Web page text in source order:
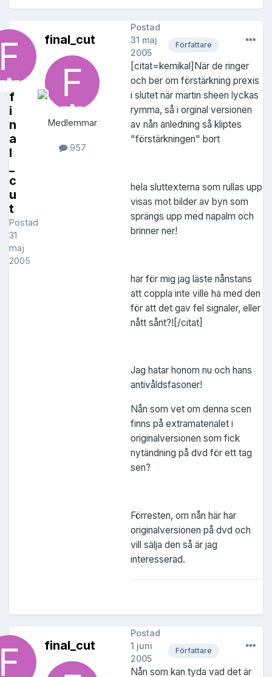
f
i
n
a
l
_
c
u
t
Postad
31
maj
2005
final_cut
Medlemmar
957
Författare
Postad
31 maj
2005
[citat=kemikal]När de ringer
och ber om förstärkning prexis
i slutet när martin sheen lyckas
rymma, så i orginal versionen
av nån anledning så kliptes
"förstärkningen" bort
hela sluttexterna som rullas upp
visas mot bilder av byn som
sprängs upp med napalm och
brinner ner!
har för mig jag läste nånstans
att coppla inte ville ha med den
för att det gav fel signaler, eller
nått sånt?![/citat]
Jag hatar honom nu och hans
antivåldsfasoner!
Nån som vet om denna scen
finns på extramaterialet i
originalversionen som fick
nytändning på dvd för ett tag
sen?
Förresten, om nån här har
originalversionen på dvd och
vill sälja den så är jag
interesserad.
final_cut Författare
Postad
1 juni
2005
Nån som kan tyda vad det är